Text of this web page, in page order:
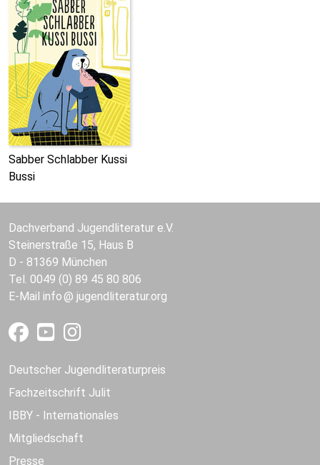
Sabber Schlabber Kussi
Bussi
Dachverband Jugendliteratur e.V.
Steinerstraße 15, Haus B
D - 81369 München
Tel. 0049 (0) 89 45 80 806
E-Mail info jugendliteratur.org
Deutscher Jugendliteraturpreis
Fachzeitschrift Julit
IBBY - Internationales
Mitgliedschaft
Presse